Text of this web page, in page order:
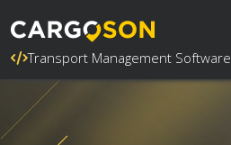
Transport Management Software